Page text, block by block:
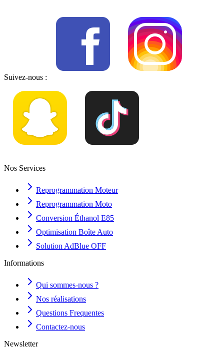
Suivez-nous :
Nos Services
Reprogrammation Moteur
Reprogrammation Moto
Conversion Éthanol E85
Optimisation Boîte Auto
Solution AdBlue OFF
Informations
Qui sommes-nous ?
Nos réalisations
Questions Frequentes
Contactez-nous
Newsletter